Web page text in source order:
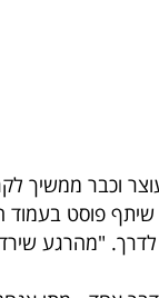
וכבר ממשיך
שיתף פוסט
לדרך. "מהרגע